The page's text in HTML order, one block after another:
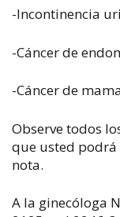
-Incontinencia
-Cáncer de
-Cáncer de
Observe todos
que usted podrá
nota.
A la ginecóloga